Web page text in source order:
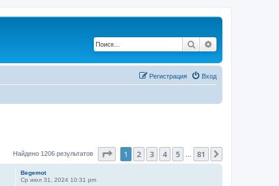
Поиск
Вход
Регистрация
Найдено 1206 результатов Страница1 из 81
1 2 3 4 5 81
Begemot
Ср июл 31, 2024 10:31 pm